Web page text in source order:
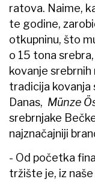
ratova. Naime,
te godine,
otkupninu, što
o 15 tona
kovanje
tradicija kovanja
Danas, Münze
srebrnjake
najznačajniji
- Od početka
tržište je, iz